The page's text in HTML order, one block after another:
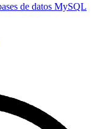
de datos MySQL